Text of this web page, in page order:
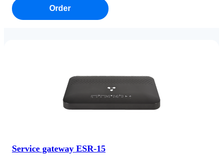
Order
Service gateway ESR-15